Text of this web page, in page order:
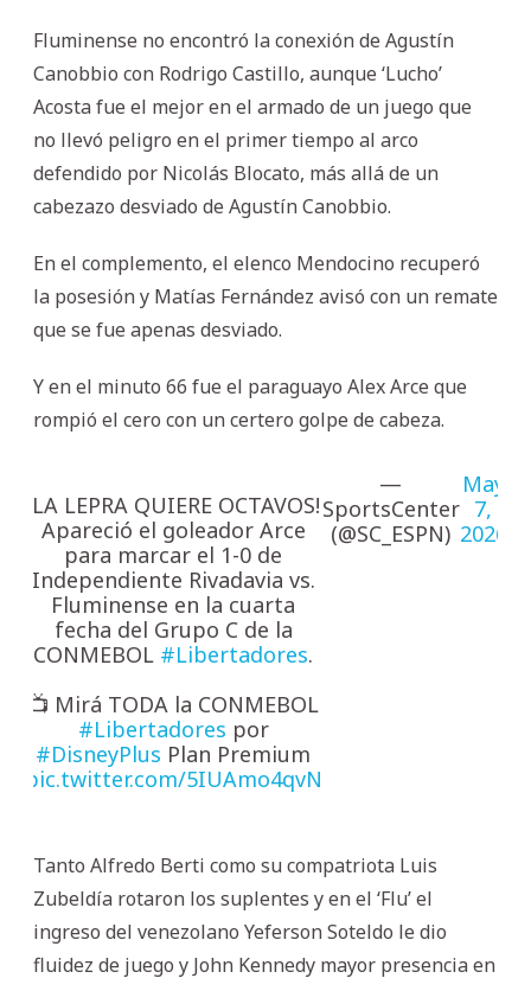
Fluminense no encontró la conexión de Agustín
Canobbio con Rodrigo Castillo, aunque ‘Lucho’
Acosta fue el mejor en el armado de un juego que
no llevó peligro en el primer tiempo al arco
defendido por Nicolás Blocato, más allá de un
cabezazo desviado de Agustín Canobbio.
En el complemento, el elenco Mendocino recuperó
la posesión y Matías Fernández avisó con un remate
que se fue apenas desviado.
Y en el minuto 66 fue el paraguayo Alex Arce que
rompió el cero con un certero golpe de cabeza.
¡LA LEPRA QUIERE OCTAVOS!
Apareció el goleador Arce
para marcar el 1-0 de
Independiente Rivadavia vs.
Fluminense en la cuarta
fecha del Grupo C de la
CONMEBOL #Libertadores.
📺 Mirá TODA la CONMEBOL
#Libertadores por
#DisneyPlus Plan Premium
pic.twitter.com/5IUAmo4qvN
—
SportsCenter
(@SC_ESPN)
May
7,
2026
Tanto Alfredo Berti como su compatriota Luis
Zubeldía rotaron los suplentes y en el ‘Flu’ el
ingreso del venezolano Yeferson Soteldo le dio
fluidez de juego y John Kennedy mayor presencia en